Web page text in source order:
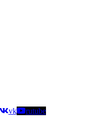
vk
rutube